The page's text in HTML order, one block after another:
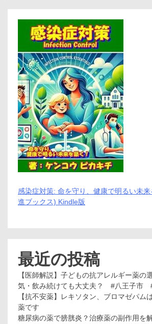
感染症対策: 命を守り、健康で明るい未
進ブックス) Kindle版
最近の投稿
【医師解説】子どもの抗アレルギー薬の
気・飲み続けても大丈夫？ #八王子市
【抗不安薬】レキソタン、ブロマゼパム
薬です
糖尿病の薬で膀胱炎？治療薬の副作用を